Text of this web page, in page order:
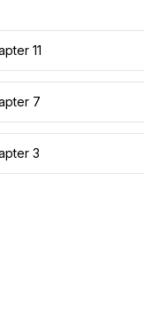
11
7
3